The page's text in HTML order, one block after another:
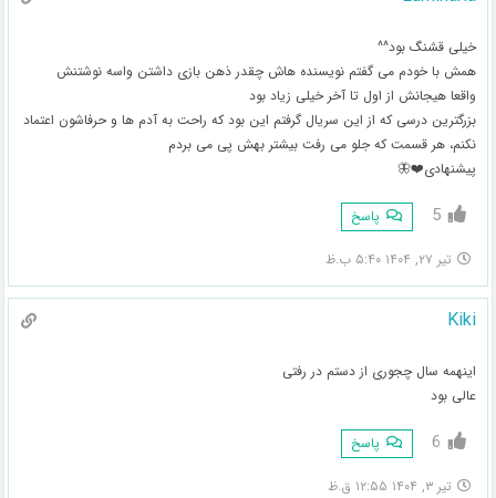
خیلی قشنگ بود^^
همش با خودم می گفتم نویسنده هاش چقدر ذهن بازی داشتن واسه نوشتنش
واقعا هیجانش از اول تا آخر خیلی زیاد بود
بزرگترین درسی که از این سریال گرفتم این بود که راحت به آدم ها و حرفاشون اعتماد
نکنم، هر قسمت که جلو می رفت بیشتر بهش پی می بردم
پیشنهادی❤️🦋
5 پاسخ
تیر ۲۷, ۱۴۰۴ ۵:۴۰ ب.ظ
Kiki
اینهمه سال چجوری از دستم در رفتی
عالی بود
6 پاسخ
تیر ۳, ۱۴۰۴ ۱۲:۵۵ ق.ظ